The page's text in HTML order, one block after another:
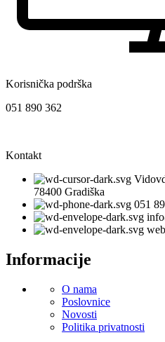
Korisnička podrška
051 890 362
Kontakt
78400 Gradiška
051
Informacije
O nama
Poslovnice
Novosti
Politika privatnosti